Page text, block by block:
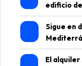
edificio
Sigue en
El alquiler